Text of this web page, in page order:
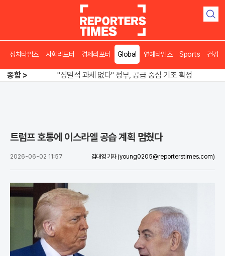
검
정치타임즈 사회리포터 경제리포터 Global 연예타임즈 Sports 건강
종합 >
오뚜기·비비고 면 전쟁, 폭염 특수에 매출 껑충
"징벌적 과세 없다" 정부, 공급 중심 기조 확정
트럼프 호통에 이스라엘 공습 계획 멈췄다
2026-06-02 11:57 김대영 기자 (young0205@reporterstimes.com)